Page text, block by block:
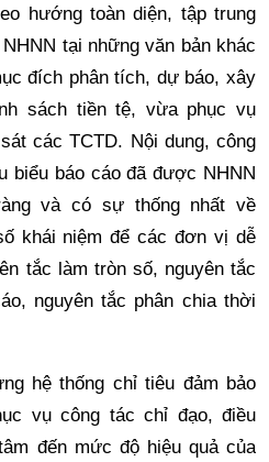
hướng toàn diện, tập trung
tại những văn bản khác
đích phân tích, dự báo, xây
sách tiền tệ, vừa phục vụ
các TCTD. Nội dung, công
biểu báo cáo đã được NHNN
và có sự thống nhất về
khái niệm để các đơn vị dễ
tắc làm tròn số, nguyên tắc
nguyên tắc phân chia thời
hệ thống chỉ tiêu đảm bảo
vụ công tác chỉ đạo, điều
đến mức độ hiệu quả của